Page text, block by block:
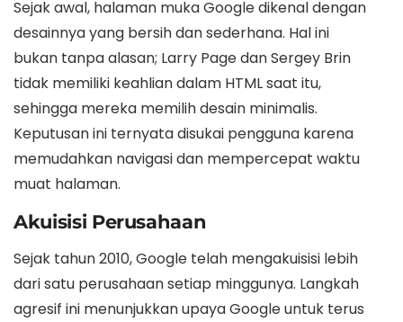
Sejak awal, halaman muka Google dikenal dengan
desainnya yang bersih dan sederhana. Hal ini
bukan tanpa alasan; Larry Page dan Sergey Brin
tidak memiliki keahlian dalam HTML saat itu,
sehingga mereka memilih desain minimalis.
Keputusan ini ternyata disukai pengguna karena
memudahkan navigasi dan mempercepat waktu
muat halaman.
Akuisisi Perusahaan
Sejak tahun 2010, Google telah mengakuisisi lebih
dari satu perusahaan setiap minggunya. Langkah
agresif ini menunjukkan upaya Google untuk terus